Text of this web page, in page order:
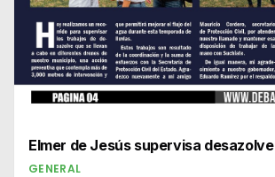
Elmer de Jesús supervisa desazolve
GENERAL